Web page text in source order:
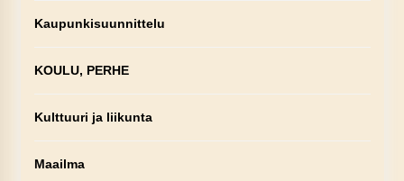
Kaupunkisuunnittelu
KOULU, PERHE
Kulttuuri ja liikunta
Maailma